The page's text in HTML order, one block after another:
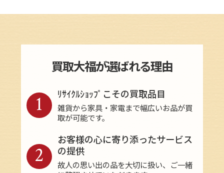
買取大福が選ばれる理由
ﾘｻｲｸﾙｼｮｯﾌﾟこその買取品目
雑貨から家具・家電まで幅広いお品が買
取が可能です。
1
お客様の心に寄り添ったサービス
の提供
故人の思い出の品を大切に扱い、ご一緒
2